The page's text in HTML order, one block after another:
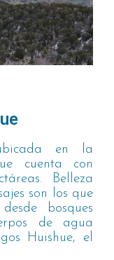
en la
cuenta con
Belleza
son los que
bosques
de agua
Huishue, el